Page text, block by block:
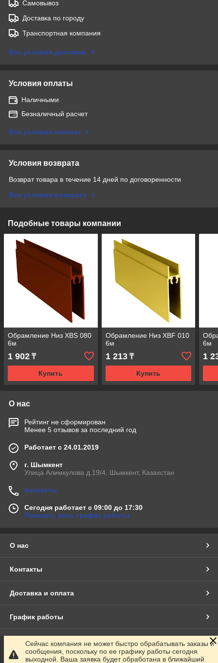
Самовывоз
Доставка по городу
Транспортная компания
Все условия доставки
Условия оплаты
Наличными
Безналичный расчет
Все условия оплаты
Условия возврата
Возврат товара в течение 14 дней по договоренности
Все условия возврата
Подобные товары компании
Обрамление Низ XBS 080
6м
1 902 ₸
Купить
Обрамление Низ XBF 010
6м
1 213₸
Купить
6м
1
О нас
Рейтинг не сформирован
Менее 5 отзывов за последний год
Работает с 24.01.2019
г. Шымкент
Улица Алимкулова д.19/4, Шымкент, Казахстан
Контакты
Сегодня работает с 09:00 до 17:30
Показать весь график работы
О нас
Контакты
Доставка и оплата
График работы
Полная версия сайта
Сейчас компания не может быстро обрабатывать заказы и
сообщения, поскольку по ее графику работы сегодня
выходной. Ваша заявка будет обработана в ближайший